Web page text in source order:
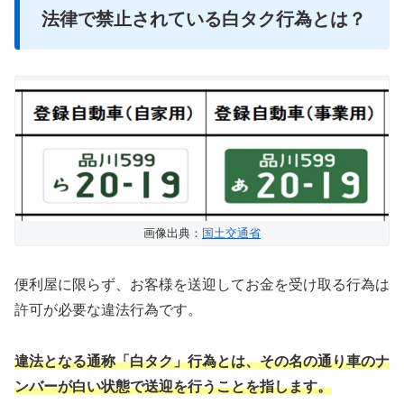
法律で禁止されている白タク行為とは？
画像出典： 国土交通省
便利屋に限らず、お客様を送迎してお金を受け取る行為は
許可が必要な違法行為です。
違法となる通称「白タク」行為とは、その名の通り車のナ
ンバーが白い状態で送迎を行うことを指します。